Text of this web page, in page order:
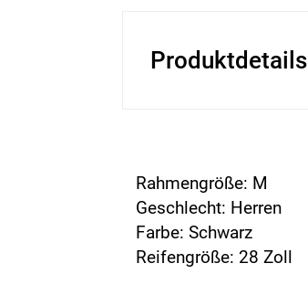
Produktdetails
Rahmengröße: M
Geschlecht: Herren
Farbe: Schwarz
Reifengröße: 28 Zoll